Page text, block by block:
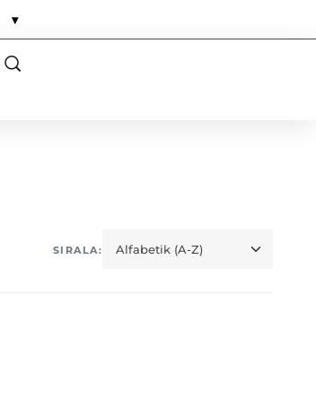
▾
SIRALA: Sıralama